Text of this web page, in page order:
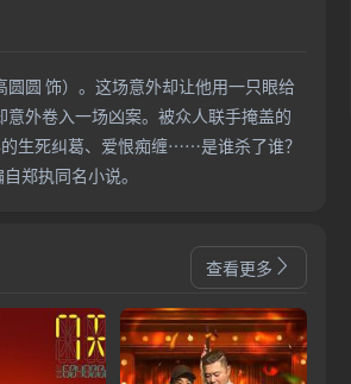
圆 饰）。这场意外却让他用一只眼给
外卷入一场凶案。被众人联手掩盖的
生死纠葛、爱恨痴缠……是谁杀了谁？
郑执同名小说。
查看更多